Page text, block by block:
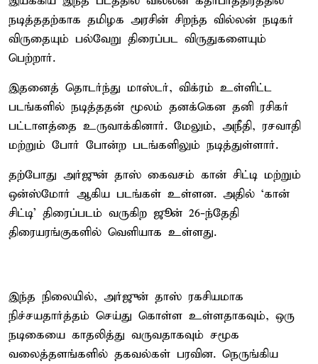
நடித்ததற்காக தமிழக அரசின் சிறந்த வில்லன் நடிகர்
விருதையும் பல்வேறு திரைப்பட விருதுகளையும்
பெற்றார்.
இதனைத் தொடர்ந்து மாஸ்டர், விக்ரம் உள்ளிட்ட
படங்களில் நடித்ததன் மூலம் தனக்கென தனி ரசிகர்
பட்டாளத்தை உருவாக்கினார். மேலும், அநீதி, ரசவாதி
மற்றும் போர் போன்ற படங்களிலும் நடித்துள்ளார்.
தற்போது அர்ஜுன் தாஸ் கைவசம் கான் சிட்டி மற்றும்
ஒன்ஸ்மோர் ஆகிய படங்கள் உள்ளன. அதில் ‘கான்
சிட்டி’ திரைப்படம் வருகிற ஜூன் 26-ந்தேதி
திரையரங்குகளில் வெளியாக உள்ளது.
இந்த நிலையில், அர்ஜுன் தாஸ் ரகசியமாக
நிச்சயதார்த்தம் செய்து கொள்ள உள்ளதாகவும், ஒரு
நடிகையை காதலித்து வருவதாகவும் சமூக
வலைத்தளங்களில் தகவல்கள் பரவின. நெருங்கிய